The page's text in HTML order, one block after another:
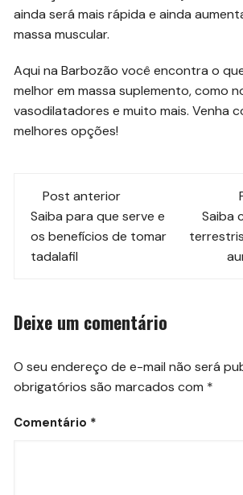
ainda será mais rápida e ainda
massa muscular.
Aqui na Barbozão você encontra o
melhor em massa suplemento, como
vasodilatadores e muito mais. Venha
melhores opções!
Navegação
de
post
Post anterior
Saiba para que serve e
os benefícios de tomar
tadalafil
Saiba
Deixe um comentário
O seu endereço de e-mail não será
obrigatórios são marcados com *
Comentário *